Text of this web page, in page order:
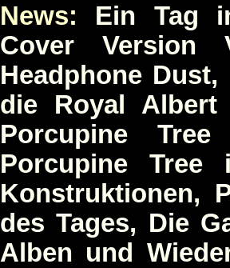
News: Ein Tag
Cover Version
Headphone
die Royal
Porcupine
Porcupine Tree
Konstruktionen,
des Tages, Die
Alben und